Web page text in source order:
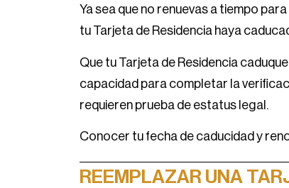
Ya sea que no renuevas a tiempo
tu Tarjeta de Residencia haya
Que tu Tarjeta de Residencia
capacidad para completar la
requieren prueba de estatus legal.
Conocer tu fecha de caducidad y
REEMPLAZAR UNA